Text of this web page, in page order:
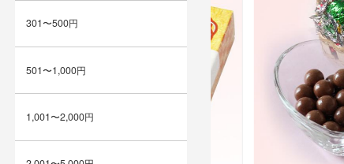
301〜500円
501〜1,000円
1,001〜2,000円